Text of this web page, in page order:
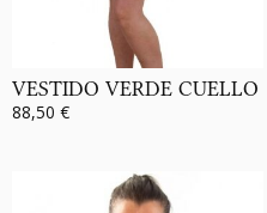
VESTIDO VERDE CUELLO
88,50 €